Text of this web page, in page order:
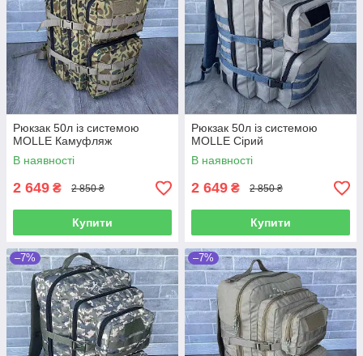
Рюкзак 50л із системою
MOLLE Камуфляж
В наявності
2 649 ₴ 2 850 ₴
Купити
Рюкзак 50л із системою
MOLLE Сірий
В наявності
2 649 ₴ 2 850 ₴
Купити
–7% –7%